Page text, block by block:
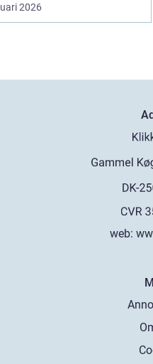
2026
web: